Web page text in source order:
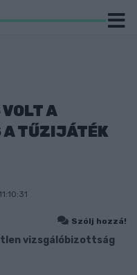
A
A TŰZIJÁTÉK
Szólj hozzá!
vizsgálóbizottság